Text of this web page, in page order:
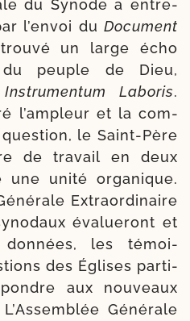
du Synode a entre­
l’envoi du Document
un large écho
peuple de Dieu,
Instrumentum Laboris.
l’ampleur et la com­
le Saint-​Père
de tra­vail en deux
une uni­té orga­nique.
Extraordinaire
éva­lue­ront et
don­nées, les témoi­
des Églises par­ti­
aux nou­veaux
Générale